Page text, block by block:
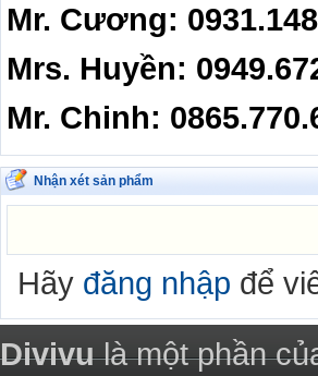
Mr. Cương:
Mrs. Huyền:
Mr. Chinh:
Nhận xét sản phẩm
Hãy đăng nhập để
Divivulà một phần